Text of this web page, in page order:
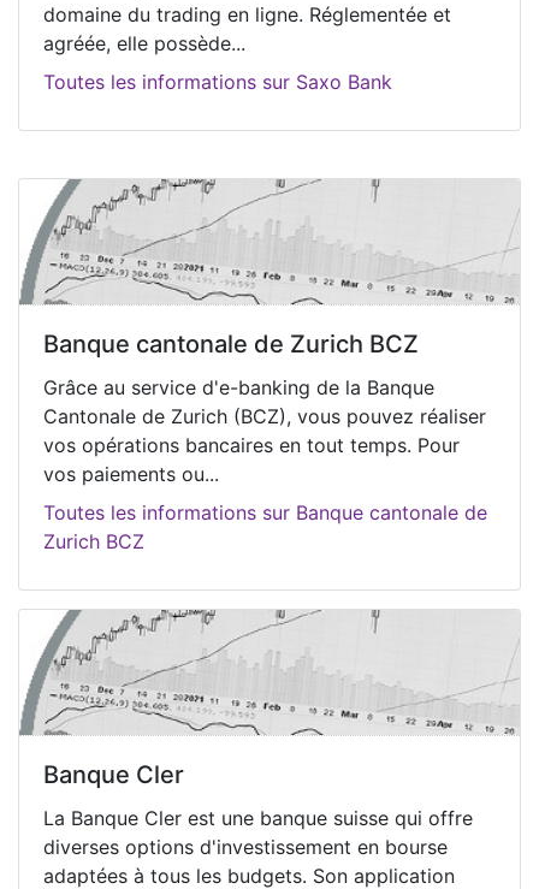
domaine du trading en ligne. Réglementée et
agréée, elle possède...
Toutes les informations sur Saxo Bank
Banque cantonale de Zurich BCZ
Grâce au service d'e-banking de la Banque
Cantonale de Zurich (BCZ), vous pouvez réaliser
vos opérations bancaires en tout temps. Pour
vos paiements ou...
Toutes les informations sur Banque cantonale de
Zurich BCZ
Banque Cler
La Banque Cler est une banque suisse qui offre
diverses options d'investissement en bourse
adaptées à tous les budgets. Son application